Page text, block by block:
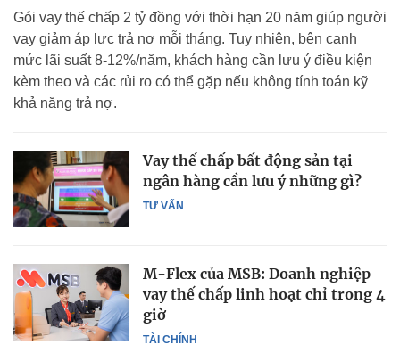
Gói vay thế chấp 2 tỷ đồng với thời hạn 20 năm giúp người
vay giảm áp lực trả nợ mỗi tháng. Tuy nhiên, bên cạnh
mức lãi suất 8-12%/năm, khách hàng cần lưu ý điều kiện
kèm theo và các rủi ro có thể gặp nếu không tính toán kỹ
khả năng trả nợ.
TƯ VẤN
Vay thế chấp bất động sản tại
ngân hàng cần lưu ý những gì?
TÀI CHÍNH
M-Flex của MSB: Doanh nghiệp
vay thế chấp linh hoạt chỉ trong 4
giờ